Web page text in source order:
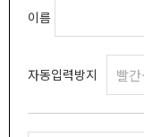
이름
자동입력방지